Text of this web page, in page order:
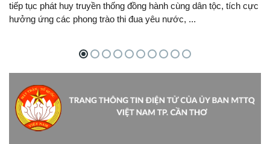
tiếp tục phát huy truyền thống đồng hành cùng dân tộc, tích cực
hưởng ứng các phong trào thi đua yêu nước, ...